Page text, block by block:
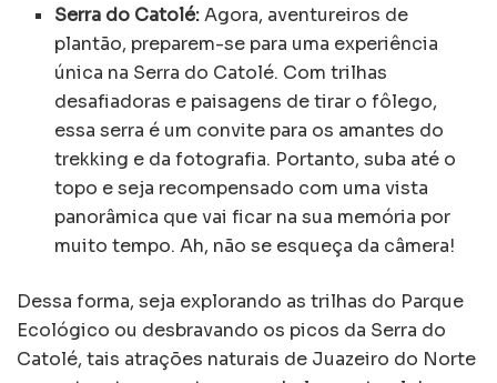
Serra do Catolé:Agora, aventureiros de
plantão, preparem-se para uma experiência
única na Serra do Catolé. Com trilhas
desafiadoras e paisagens de tirar o fôlego,
essa serra é um convite para os amantes do
trekking e da fotografia. Portanto, suba até o
topo e seja recompensado com uma vista
panorâmica que vai ficar na sua memória por
muito tempo. Ah, não se esqueça da câmera!
Dessa forma, seja explorando as trilhas do Parque
Ecológico ou desbravando os picos da Serra do
Catolé, tais atrações naturais de Juazeiro do Norte